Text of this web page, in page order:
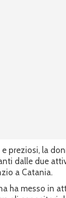
preziosi, la
dalle due
a Catania.
ha messo in